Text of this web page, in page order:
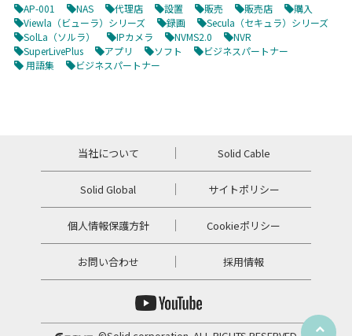
AP-001 NAS 代理店 設置 販売 販売店
購入
Viewla（ビューラ）シリーズ
録画
Secula（セキュラ）シリーズ
SolLa（ソルラ）
IPカメラ NVMS2.0
NVR
SuperLivePlus
アプリ ソフト
ビジネスパートナー
用語集
ビジネスパートナー
当社について Solid Cable
Solid Global サイトポリシー
個人情報保護方針 Cookieポリシー
お問い合わせ 採用情報